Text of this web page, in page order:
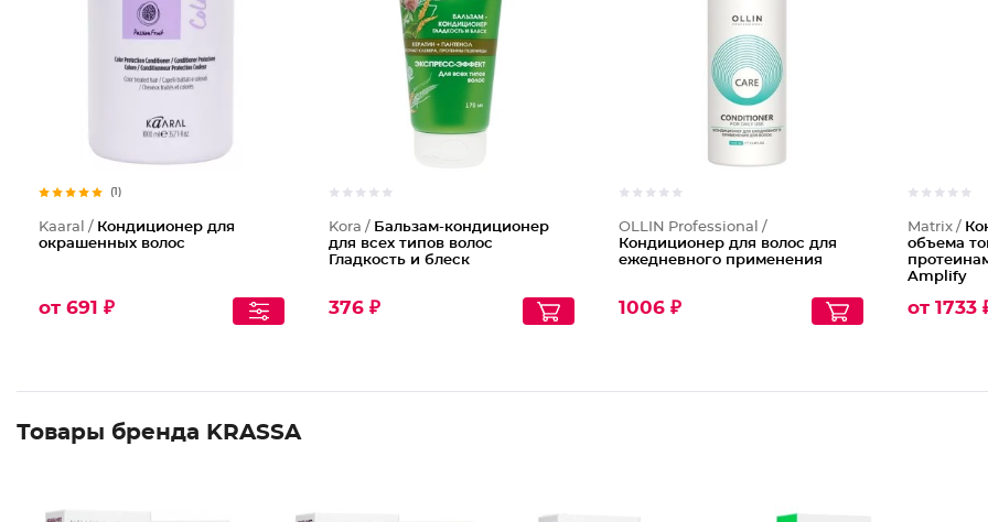
(1)
Kaaral / Кондиционер для
окрашенных волос
от 691 ₽
Kora / Бальзам-кондиционер
для всех типов волос
Гладкость и блеск
376 ₽
OLLIN Professional /
Кондиционер для волос для
ежедневного применения
1006 ₽
Matrix /
объема
Amplify
от 1733
Товары бренда KRASSA